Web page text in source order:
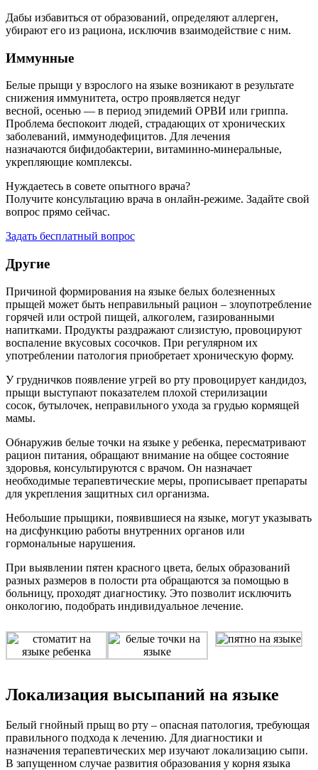
Дабы избавиться от образований, определяют аллерген,
убирают его из рациона, исключив взаимодействие с ним.
Иммунные
Белые прыщи у взрослого на языке возникают в результате
снижения иммунитета, остро проявляется недуг
весной, осенью — в период эпидемий ОРВИ или гриппа.
Проблема беспокоит людей, страдающих от хронических
заболеваний, иммунодефицитов. Для лечения
назначаются бифидобактерии, витаминно-минеральные,
укрепляющие комплексы.
Нуждаетесь в совете опытного врача?
Получите консультацию врача в онлайн-режиме. Задайте свой
вопрос прямо сейчас.
Задать бесплатный вопрос
Другие
Причиной формирования на языке белых болезненных
прыщей может быть неправильный рацион – злоупотребление
горячей или острой пищей, алкоголем, газированными
напитками. Продукты раздражают слизистую, провоцируют
воспаление вкусовых сосочков. При регулярном их
употреблении патология приобретает хроническую форму.
У грудничков появление угрей во рту провоцирует кандидоз,
прыщи выступают показателем плохой стерилизации
сосок, бутылочек, неправильного ухода за грудью кормящей
мамы.
Обнаружив белые точки на языке у ребенка, пересматривают
рацион питания, обращают внимание на общее состояние
здоровья, консультируются с врачом. Он назначает
необходимые терапевтические меры, прописывает препараты
для укрепления защитных сил организма.
Небольшие прыщики, появившиеся на языке, могут указывать
на дисфункцию работы внутренних органов или
гормональные нарушения.
При выявлении пятен красного цвета, белых образований
разных размеров в полости рта обращаются за помощью в
больницу, проходят диагностику. Это позволит исключить
онкологию, подобрать индивидуальное лечение.
Локализация высыпаний на языке
Белый гнойный прыщ во рту – опасная патология, требующая
правильного подхода к лечению. Для диагностики и
назначения терапевтических мер изучают локализацию сыпи.
В запущенном случае развития образования у корня языка